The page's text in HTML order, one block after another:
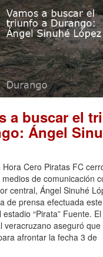
a buscar el
Ángel
Hora Cero Piratas FC
de comunicación
central, Ángel Sinuhé
de prensa efectuada
“Pirata” Fuente.
veracruzano aseguró
afrontar la fecha 3 de